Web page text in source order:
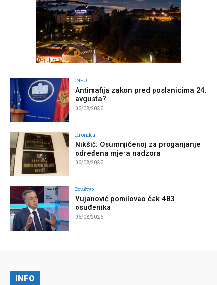
INFO
Antimafija zakon pred poslanicima 24.
avgusta?
06/08/2026
Hronika
Nikšić: Osumnjičenoj za proganjanje
određena mjera nadzora
06/08/2026
Društvo
Vujanović pomilovao čak 483
osuđenika
06/08/2026
INFO